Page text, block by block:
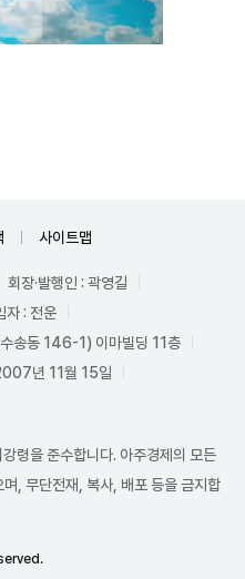
사이트맵
회장·발행인 : 곽영길
자 : 전운
송동 146-1) 이마빌딩 11층
년 11월 15일
령을 준수합니다. 아주경제의 모든
, 무단전재, 복사, 배포 등을 금지합